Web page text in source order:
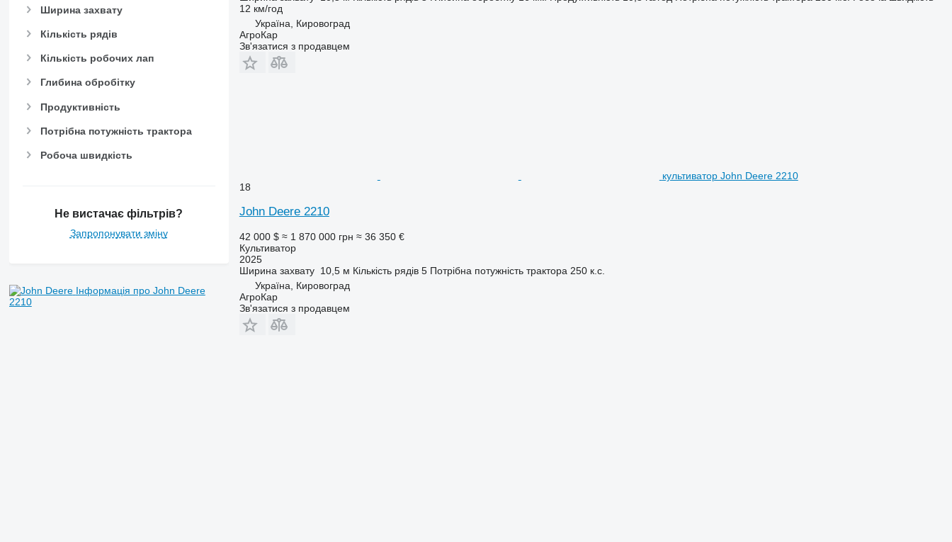
Ширина захвату
Кількість рядів
Кількість робочих лап
Глибина обробітку
Продуктивність
Потрібна потужність трактора
Робоча швидкість
Не вистачає фільтрів?
Запропонувати зміну
Інформація про John Deere
2210
12 км/год
Україна, Кировоград
АгроКар
Зв'язатися з продавцем
культиватор John Deere 2210
18
John Deere 2210
42 000 $ ≈ 1 870 000 грн ≈ 36 350 €
Культиватор
2025
Ширина захвату 10,5 м Кількість рядів 5 Потрібна потужність трактора 250 к.с.
Україна, Кировоград
АгроКар
Зв'язатися з продавцем